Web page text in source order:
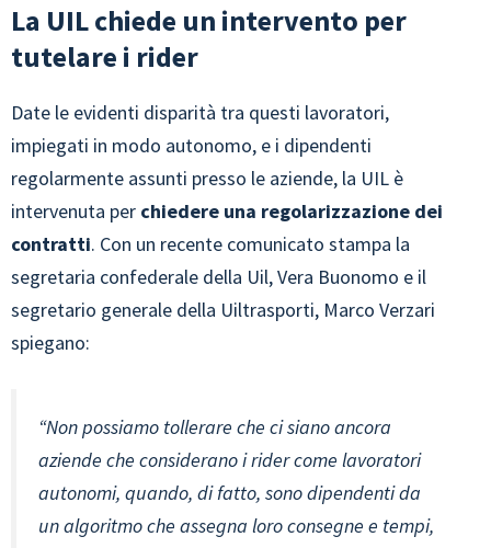
La UIL chiede un intervento per
tutelare i rider
Date le evidenti disparità tra questi lavoratori,
impiegati in modo autonomo, e i dipendenti
regolarmente assunti presso le aziende, la UIL è
intervenuta per chiedere una regolarizzazione dei
contratti. Con un recente comunicato stampa la
segretaria confederale della Uil, Vera Buonomo e il
segretario generale della Uiltrasporti, Marco Verzari
spiegano:
“Non possiamo tollerare che ci siano ancora
aziende che considerano i rider come lavoratori
autonomi, quando, di fatto, sono dipendenti da
un algoritmo che assegna loro consegne e tempi,